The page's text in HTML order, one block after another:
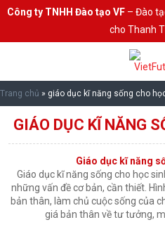
Công ty TNHH Đào tạo VF– Đào
cho Thanh
Trang chủ » giáo dục kĩ năng sống cho
GIÁO DỤC KĨ NĂNG
Giáo dục kĩ năng
Giáo dục kĩ năng sống cho học
những vấn đề cơ bản, cần thiết.
bản thân, làm chủ cuộc sống của
giá bản thân về tư tưởng,